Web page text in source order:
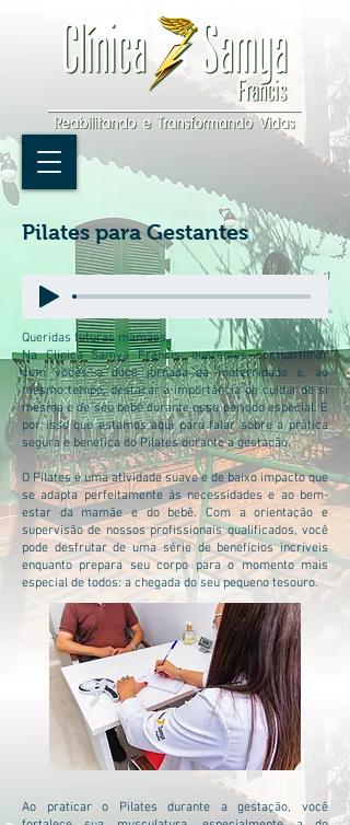
Pilates para Gestantes
Queridas futuras mamães,
Na Clínica Samya Francis, queremos compartilhar
com vocês a doce jornada da maternidade e, ao
mesmo tempo, destacar a importância de cuidar de si
mesma e de seu bebê durante esse período especial. É
por isso que estamos aqui para falar sobre a prática
segura e benéfica do Pilates durante a gestação.
O Pilates é uma atividade suave e de baixo impacto que
se adapta perfeitamente às necessidades e ao bem-
estar da mamãe e do bebê. Com a orientação e
supervisão de nossos profissionais qualificados, você
pode desfrutar de uma série de benefícios incríveis
enquanto prepara seu corpo para o momento mais
especial de todos: a chegada do seu pequeno tesouro.
Ao praticar o Pilates durante a gestação, você